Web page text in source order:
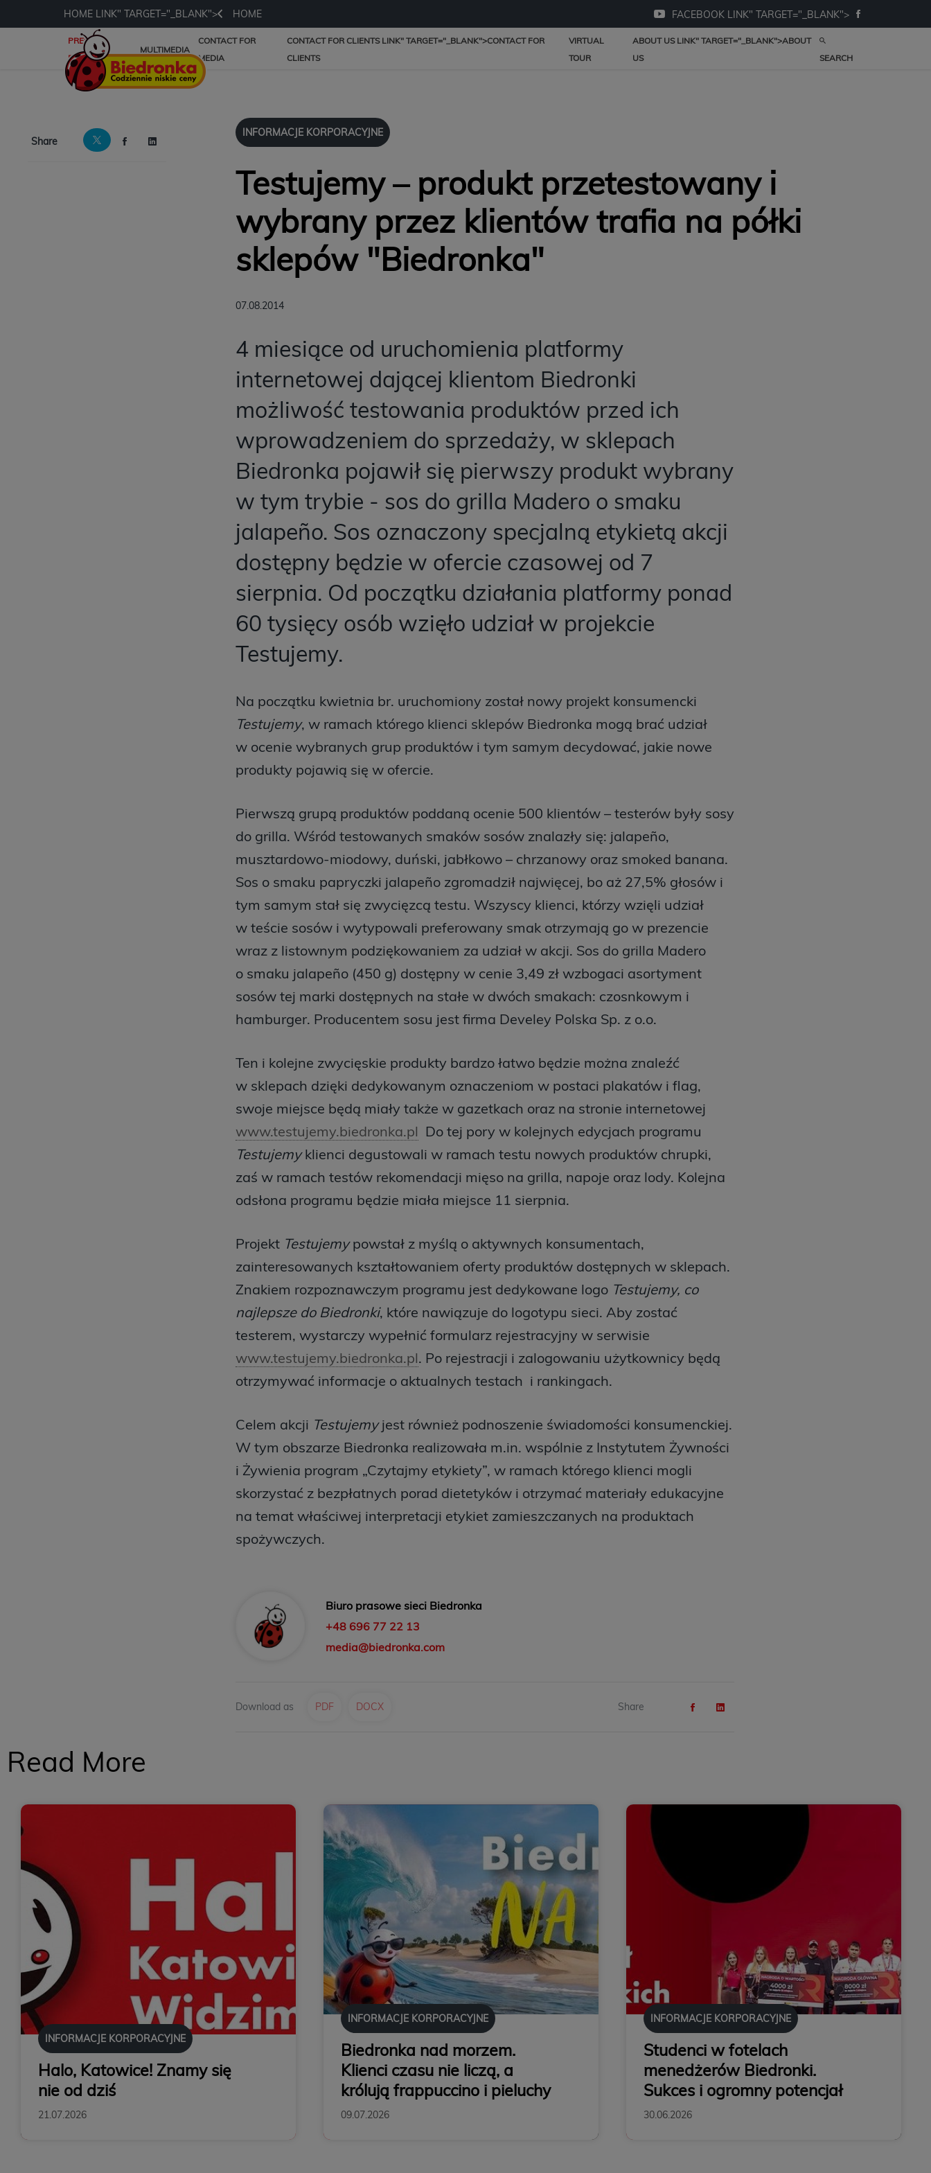
HOME LINK" TARGET="_BLANK"> HOME FACEBOOK LINK" TARGET="_BLANK">
PRESS
RELEASES
MULTIMEDIA
CONTACT FOR
MEDIA
CONTACT FOR CLIENTS LINK" TARGET="_BLANK">CONTACT FOR
CLIENTS
VIRTUAL
TOUR
ABOUT US LINK" TARGET="_BLANK">ABOUT
US
SEARCH
Share
INFORMACJE KORPORACYJNE
Testujemy – produkt przetestowany i
wybrany przez klientów trafia na półki
sklepów "Biedronka"
07.08.2014
4 miesiące od uruchomienia platformy
internetowej dającej klientom Biedronki
możliwość testowania produktów przed ich
wprowadzeniem do sprzedaży, w sklepach
Biedronka pojawił się pierwszy produkt wybrany
w tym trybie - sos do grilla Madero o smaku
jalapeño. Sos oznaczony specjalną etykietą akcji
dostępny będzie w ofercie czasowej od 7
sierpnia. Od początku działania platformy ponad
60 tysięcy osób wzięło udział w projekcie
Testujemy.
Na początku kwietnia br. uruchomiony został nowy projekt konsumencki
Testujemy, w ramach którego klienci sklepów Biedronka mogą brać udział
w ocenie wybranych grup produktów i tym samym decydować, jakie nowe
produkty pojawią się w ofercie.
Pierwszą grupą produktów poddaną ocenie 500 klientów – testerów były sosy
do grilla. Wśród testowanych smaków sosów znalazły się: jalapeño,
musztardowo-miodowy, duński, jabłkowo – chrzanowy oraz smoked banana.
Sos o smaku papryczki jalapeño zgromadził najwięcej, bo aż 27,5% głosów i
tym samym stał się zwycięzcą testu. Wszyscy klienci, którzy wzięli udział
w teście sosów i wytypowali preferowany smak otrzymają go w prezencie
wraz z listownym podziękowaniem za udział w akcji. Sos do grilla Madero
o smaku jalapeño (450 g) dostępny w cenie 3,49 zł wzbogaci asortyment
sosów tej marki dostępnych na stałe w dwóch smakach: czosnkowym i
hamburger. Producentem sosu jest firma Develey Polska Sp. z o.o.
Ten i kolejne zwycięskie produkty bardzo łatwo będzie można znaleźć
w sklepach dzięki dedykowanym oznaczeniom w postaci plakatów i flag,
swoje miejsce będą miały także w gazetkach oraz na stronie internetowej
www.testujemy.biedronka.pl Do tej pory w kolejnych edycjach programu
Testujemyklienci degustowali w ramach testu nowych produktów chrupki,
zaś w ramach testów rekomendacji mięso na grilla, napoje oraz lody. Kolejna
odsłona programu będzie miała miejsce 11 sierpnia.
Projekt Testujemypowstał z myślą o aktywnych konsumentach,
zainteresowanych kształtowaniem oferty produktów dostępnych w sklepach.
Znakiem rozpoznawczym programu jest dedykowane logo Testujemy, co
najlepsze do Biedronki, które nawiązuje do logotypu sieci. Aby zostać
testerem, wystarczy wypełnić formularz rejestracyjny w serwisie
www.testujemy.biedronka.pl. Po rejestracji i zalogowaniu użytkownicy będą
otrzymywać informacje o aktualnych testach i rankingach.
Celem akcji Testujemyjest również podnoszenie świadomości konsumenckiej.
W tym obszarze Biedronka realizowała m.in. wspólnie z Instytutem Żywności
i Żywienia program „Czytajmy etykiety”, w ramach którego klienci mogli
skorzystać z bezpłatnych porad dietetyków i otrzymać materiały edukacyjne
na temat właściwej interpretacji etykiet zamieszczanych na produktach
spożywczych.
Biuro prasowe sieci Biedronka
+48 696 77 22 13
media@biedronka.com
Download as PDF DOCX Share
Read More
INFORMACJE KORPORACYJNE
Halo, Katowice! Znamy się
nie od dziś
21.07.2026
INFORMACJE KORPORACYJNE
Biedronka nad morzem.
Klienci czasu nie liczą, a
królują frappuccino i pieluchy
09.07.2026
INFORMACJE KORPORACYJNE
Studenci w fotelach
menedżerów Biedronki.
Sukces i ogromny potencjał
30.06.2026